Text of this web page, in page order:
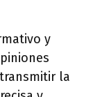
y
la